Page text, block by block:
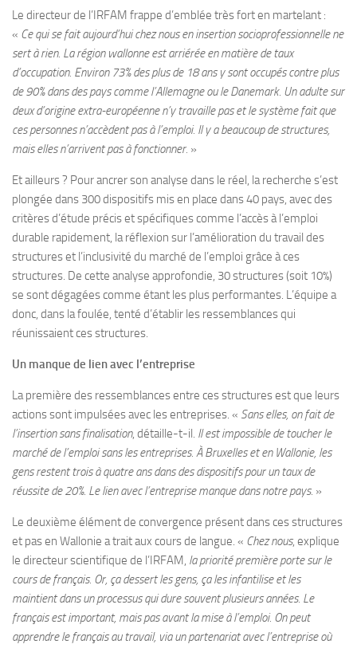
Le directeur de l’IRFAM frappe d’emblée très fort en martelant :
« Ce qui se fait aujourd’hui chez nous en insertion socioprofessionnelle ne
sert à rien. La région wallonne est arriérée en matière de taux
d’occupation. Environ 73% des plus de 18 ans y sont occupés contre plus
de 90% dans des pays comme l’Allemagne ou le Danemark. Un adulte sur
deux d’origine extra-européenne n’y travaille pas et le système fait que
ces personnes n’accèdent pas à l’emploi. Il y a beaucoup de structures,
mais elles n’arrivent pas à fonctionner. »
Et ailleurs ? Pour ancrer son analyse dans le réel, la recherche s’est
plongée dans 300 dispositifs mis en place dans 40 pays, avec des
critères d’étude précis et spécifiques comme l’accès à l’emploi
durable rapidement, la réflexion sur l’amélioration du travail des
structures et l’inclusivité du marché de l’emploi grâce à ces
structures. De cette analyse approfondie, 30 structures (soit 10%)
se sont dégagées comme étant les plus performantes. L’équipe a
donc, dans la foulée, tenté d’établir les ressemblances qui
réunissaient ces structures.
Un manque de lien avec l’entreprise
La première des ressemblances entre ces structures est que leurs
actions sont impulsées avec les entreprises. « Sans elles, on fait de
l’insertion sans finalisation, détaille-t-il. Il est impossible de toucher le
marché de l’emploi sans les entreprises. À Bruxelles et en Wallonie, les
gens restent trois à quatre ans dans des dispositifs pour un taux de
réussite de 20%. Le lien avec l’entreprise manque dans notre pays. »
Le deuxième élément de convergence présent dans ces structures
et pas en Wallonie a trait aux cours de langue. « Chez nous, explique
le directeur scientifique de l’IRFAM, la priorité première porte sur le
cours de français. Or, ça dessert les gens, ça les infantilise et les
maintient dans un processus qui dure souvent plusieurs années. Le
français est important, mais pas avant la mise à l’emploi. On peut
apprendre le français au travail, via un partenariat avec l’entreprise où